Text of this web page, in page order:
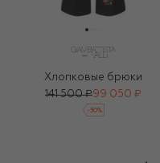
Хлопковые брюки
141 500 ₽99 050 ₽
-30%